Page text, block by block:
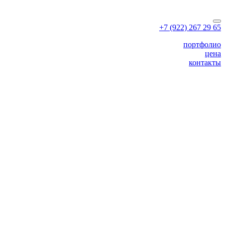
+7 (922) 267 29 65
портфолио
цена
контакты